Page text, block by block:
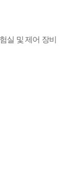
실 및 제어 장비